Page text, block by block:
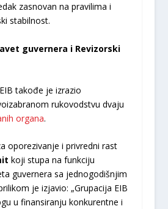
zasnovan na pravilima i
stabilnost.
guvernera i Revizorski
takođe je izrazio
rukovodstvu dvaju
organa.
oporezivanje i privredni rast
koji stupa na funkciju
guvernera sa jednogodišnjim
je izjavio: „Grupacija EIB
u finansiranju konkurentne i